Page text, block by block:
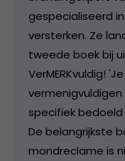
gespecialiseerd
versterken. Ze
tweede boek bij
VerMERKvuldig!
specifiek
De belangrijkste
mondreclame is